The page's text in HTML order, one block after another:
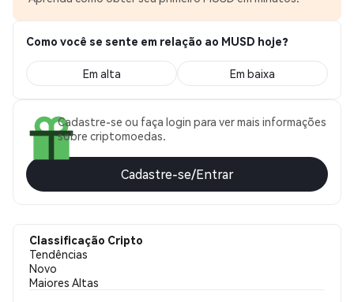
Como você se sente em relação ao MUSD hoje?
Em alta Em baixa
Cadastre-se ou faça login para ver mais informações
sobre criptomoedas.
Cadastre-se/Entrar
Classificação Cripto
Tendências
Novo
Maiores Altas